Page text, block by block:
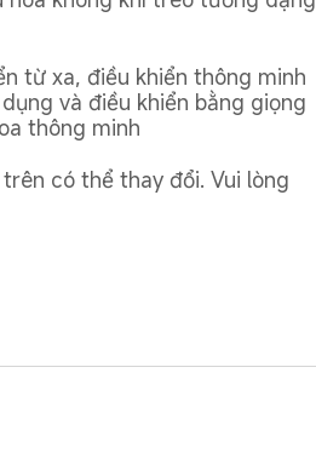
từ xa, điều khiển thông minh
và điều khiển bằng giọng
thông minh
có thể thay đổi. Vui lòng